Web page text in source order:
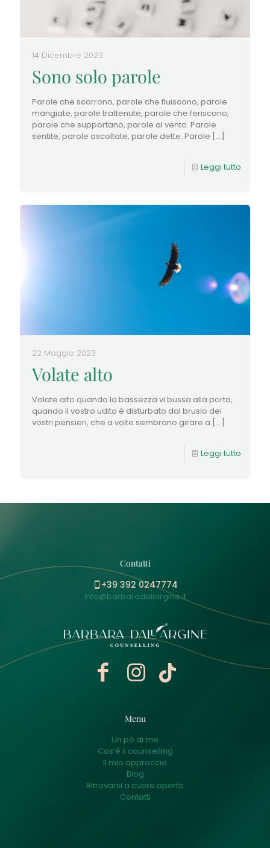
14 Dicembre 2023
Sono solo parole
Parole che scorrono, parole che fluiscono, parole
mangiate, parole trattenute, parole che feriscono,
parole che supportano, parole al vento. Parole
sentite, parole ascoltate, parole dette. Parole […]
Leggi tutto
22 Maggio 2023
Volate alto
Volate alto quando la bassezza vi bussa alla porta,
quando il vostro udito è disturbato dal brusio dei
vostri pensieri, che a volte sembrano girare a […]
Leggi tutto
Contatti
+39 392 0247774
info@barbaradallargine.it
Menu
Un pò di me
Cos’è il counselling
Il mio approccio
Blog
Ritrovarsi a cuore aperto
Contatti